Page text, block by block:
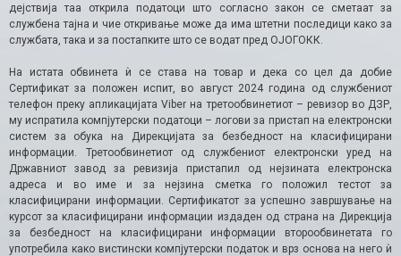
дејствија таа открила податоци што согласно закон се сметаат за
службена тајна и чие откривање може да има штетни последици како за
службата, така и за постапките што се водат пред ОЈОГОКК.
На истата обвинета ѝ се става на товар и дека со цел да добие
Сертификат за положен испит, во август 2024 година од службениот
телефон преку апликацијата Viber на третообвинетиот – ревизор во ДЗР,
му испратила компјутерски податоци – логови за пристап на електронски
систем за обука на Дирекцијата за безбедност на класифицирани
информации. Третообвинетиот од службениот електронски уред на
Државниот завод за ревизија пристапил од нејзината електронска
адреса и во име и за нејзина сметка го положил тестот за
класифицирани информации. Сертификатот за успешно завршување на
курсот за класифицирани информации издаден од страна на Дирекција
за безбедност на класифицирани информации второобвинетата го
употребила како вистински компјутерски податок и врз основа на него ѝ